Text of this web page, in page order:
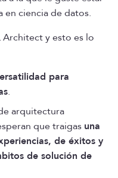
en ciencia de datos.
Architect y esto es lo
para
.
arquitectura
que traigas una
de éxitos y
de solución de